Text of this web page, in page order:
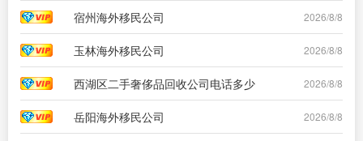
宿州海外移民公司 2026/8/8
玉林海外移民公司 2026/8/8
西湖区二手奢侈品回收公司电话多少 2026/8/8
岳阳海外移民公司 2026/8/8